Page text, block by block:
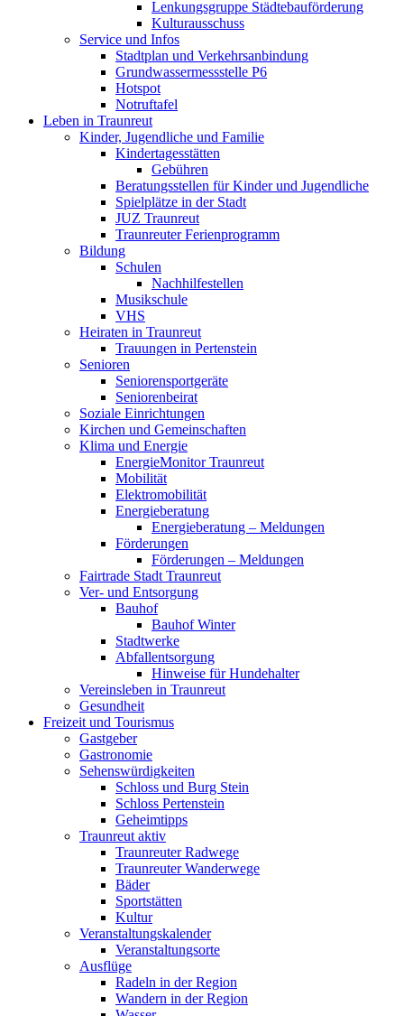
Lenkungsgruppe Städtebauförderung
Kulturausschuss
Service und Infos
Stadtplan und Verkehrsanbindung
Grundwassermessstelle P6
Hotspot
Notruftafel
Leben in Traunreut
Kinder, Jugendliche und Familie
Kindertagesstätten
Gebühren
Beratungsstellen für Kinder und Jugendliche
Spielplätze in der Stadt
JUZ Traunreut
Traunreuter Ferienprogramm
Bildung
Schulen
Nachhilfestellen
Musikschule
VHS
Heiraten in Traunreut
Trauungen in Pertenstein
Senioren
Seniorensportgeräte
Seniorenbeirat
Soziale Einrichtungen
Kirchen und Gemeinschaften
Klima und Energie
EnergieMonitor Traunreut
Mobilität
Elektromobilität
Energieberatung
Energieberatung – Meldungen
Förderungen
Förderungen – Meldungen
Fairtrade Stadt Traunreut
Ver- und Entsorgung
Bauhof
Bauhof Winter
Stadtwerke
Abfallentsorgung
Hinweise für Hundehalter
Vereinsleben in Traunreut
Gesundheit
Freizeit und Tourismus
Gastgeber
Gastronomie
Sehenswürdigkeiten
Schloss und Burg Stein
Schloss Pertenstein
Geheimtipps
Traunreut aktiv
Traunreuter Radwege
Traunreuter Wanderwege
Bäder
Sportstätten
Kultur
Veranstaltungskalender
Veranstaltungsorte
Ausflüge
Radeln in der Region
Wandern in der Region